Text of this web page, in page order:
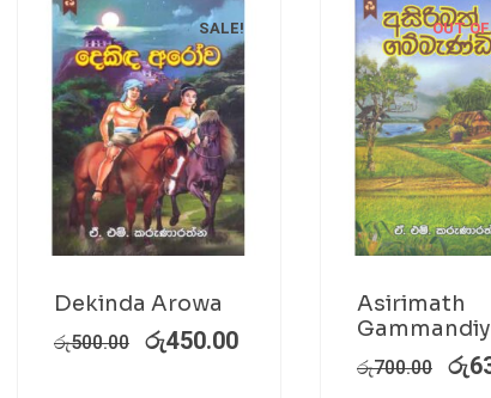
SALE!
Dekinda Arowa
රු500.00 රු450.00
OUT
Asirimath
රු700.00 රු